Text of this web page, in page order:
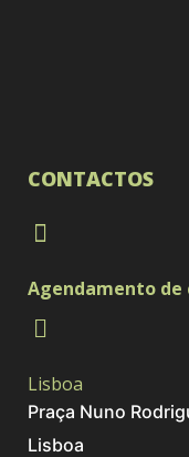
CONTACTOS
Agendamento de
Lisboa
Praça Nuno
Lisboa